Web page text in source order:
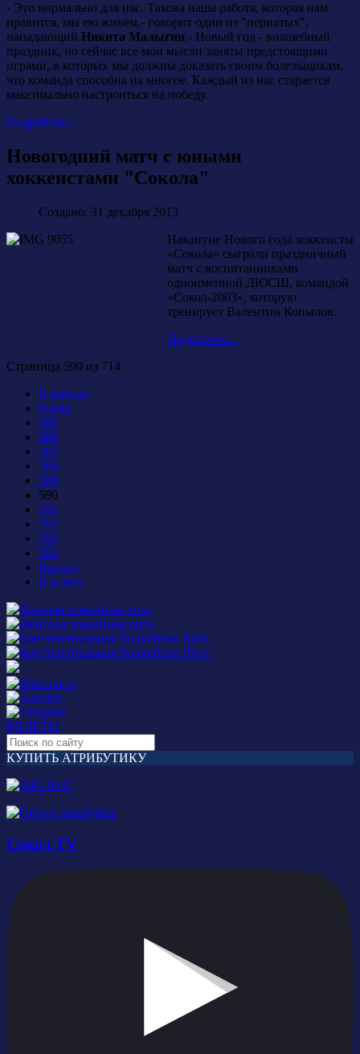
- Это нормально для нас. Такова наша работа, которая нам
нравится, мы ею живём,- говорит один из "пернатых",
нападающий Никита Малыгин.- Новый год - волшебный
праздник, но сейчас все мои мысли заняты предстоящими
играми, в которых мы должны доказать своим болельщикам,
что команда способна на многое. Каждый из нас старается
максимально настроиться на победу.
Подробнее...
Новогодний матч с юными
хоккеистами "Сокола"
Создано: 31 декабря 2013
Накануне Нового года хоккеисты
«Сокола» сыграли праздничный
матч с воспитанниками
одноименной ДЮСШ, командой
«Сокол-2003», которую
тренирует Валентин Копылов.
Подробнее...
Страница 590 из 714
В начало
Назад
585
586
587
588
589
590
591
592
593
594
Вперед
В конец
БИЛЕТЫ
КУПИТЬ АТРИБУТИКУ
Сокол TV